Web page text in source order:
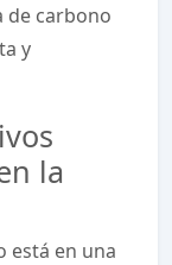
de carbono
y
la
está en una